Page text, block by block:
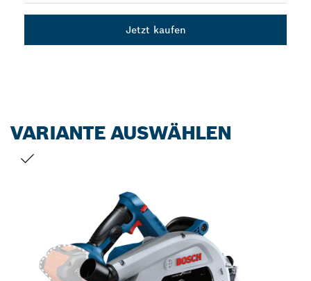
Jetzt kaufen
VARIANTE AUSWÄHLEN